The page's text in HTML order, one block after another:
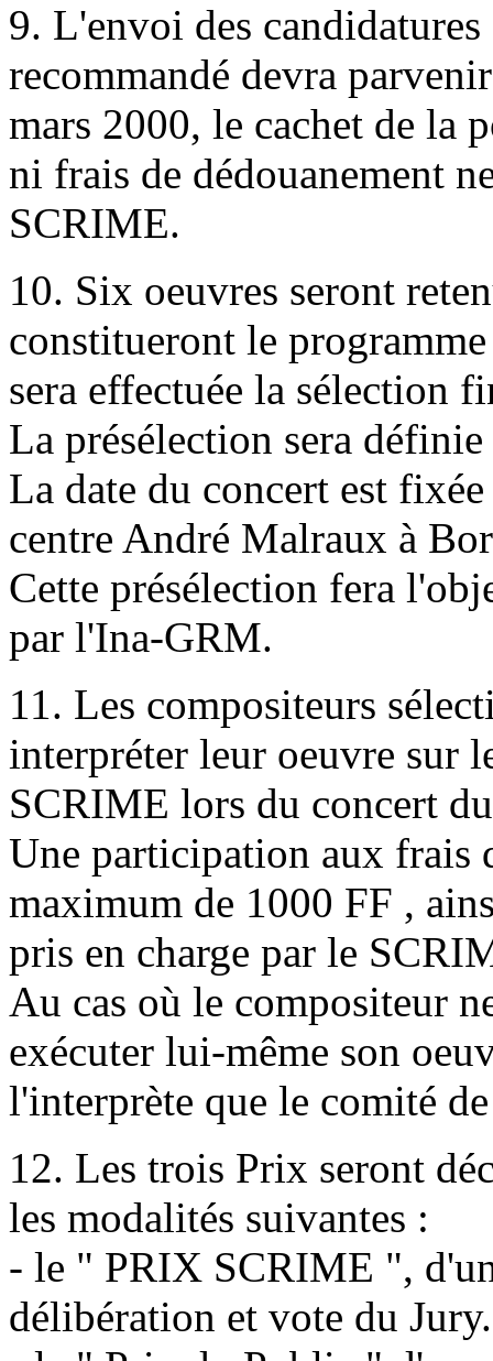
9. L'envoi des
recommandé devra
mars 2000, le cachet de la
ni frais de dédouanement
SCRIME.
10. Six oeuvres seront
constitueront le
sera effectuée la sélection
La présélection sera
La date du concert est
centre André Malraux à
Cette présélection fera
par l'Ina-GRM.
11. Les compositeurs
interpréter leur oeuvre sur
SCRIME lors du concert
Une participation aux frais
maximum de 1000 FF ,
pris en charge par le
Au cas où le compositeur
exécuter lui-même son
l'interprète que le comité
12. Les trois Prix seront
les modalités suivantes :
- le " PRIX SCRIME ",
délibération et vote du Jury.